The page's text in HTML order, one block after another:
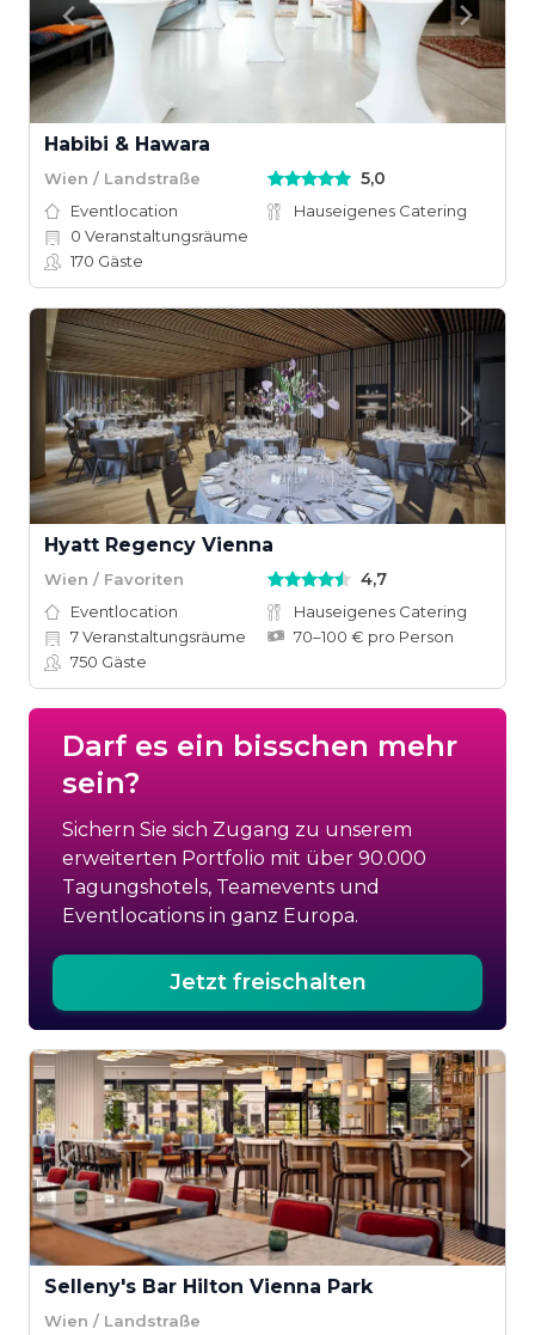
Habibi & Hawara
Wien / Landstraße 5,0
Eventlocation
Hauseigenes Catering
0 Veranstaltungsräume
170 Gäste
Hyatt Regency Vienna
Wien / Favoriten 4,7
Eventlocation
Hauseigenes Catering
7Veranstaltungsräume
70–100 € pro Person
750 Gäste
Darf es ein bisschen mehr
sein?
Sichern Sie sich Zugang zu unserem
erweiterten Portfolio mit über 90.000
Tagungshotels, Teamevents und
Eventlocations in ganz Europa.
Jetzt freischalten
Selleny's Bar Hilton Vienna Park
Wien / Landstraße